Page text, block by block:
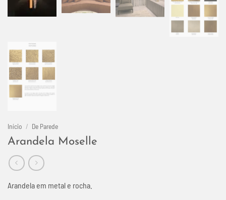
Início / De Parede
Arandela Moselle
Arandela em metal e rocha.